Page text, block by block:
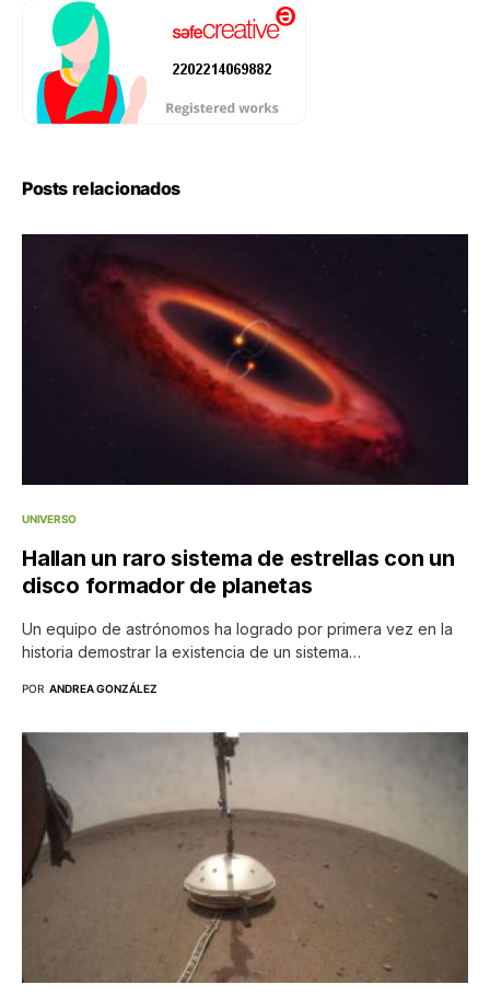
Posts relacionados
UNIVERSO
Hallan un raro sistema de estrellas con un
disco formador de planetas
Un equipo de astrónomos ha logrado por primera vez en la
historia demostrar la existencia de un sistema…
POR ANDREA GONZÁLEZ